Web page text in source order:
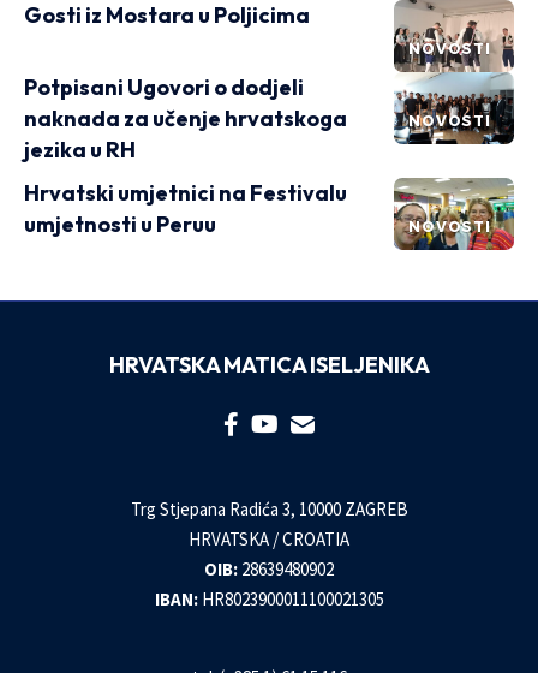
NOVOSTI
Gosti iz Mostara u Poljicima
NOVOSTI
Potpisani Ugovori o dodjeli
naknada za učenje hrvatskoga
jezika u RH
NOVOSTI
Hrvatski umjetnici na Festivalu
umjetnosti u Peruu
HRVATSKA MATICA ISELJENIKA
Trg Stjepana Radića 3, 10000 ZAGREB
HRVATSKA / CROATIA
OIB: 28639480902
IBAN: HR8023900011100021305